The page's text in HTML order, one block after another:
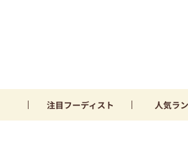
注目フーディスト 人気ラ